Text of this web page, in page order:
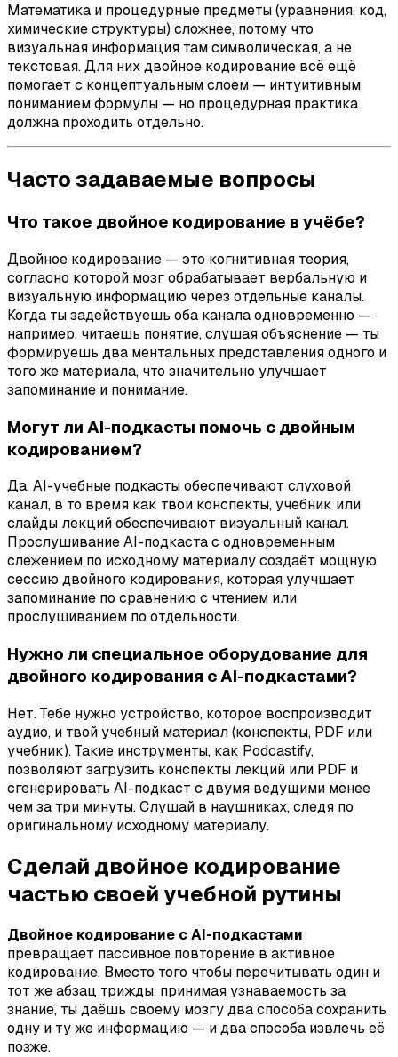
Математика и процедурные предметы (уравнения, код,
химические структуры) сложнее, потому что
визуальная информация там символическая, а не
текстовая. Для них двойное кодирование всё ещё
помогает с концептуальным слоем — интуитивным
пониманием формулы — но процедурная практика
должна проходить отдельно.
Часто задаваемые вопросы
Что такое двойное кодирование в учёбе?
Двойное кодирование — это когнитивная теория,
согласно которой мозг обрабатывает вербальную и
визуальную информацию через отдельные каналы.
Когда ты задействуешь оба канала одновременно —
например, читаешь понятие, слушая объяснение — ты
формируешь два ментальных представления одного и
того же материала, что значительно улучшает
запоминание и понимание.
Могут ли AI-подкасты помочь с двойным
кодированием?
Да. AI-учебные подкасты обеспечивают слуховой
канал, в то время как твои конспекты, учебник или
слайды лекций обеспечивают визуальный канал.
Прослушивание AI-подкаста с одновременным
слежением по исходному материалу создаёт мощную
сессию двойного кодирования, которая улучшает
запоминание по сравнению с чтением или
прослушиванием по отдельности.
Нужно ли специальное оборудование для
двойного кодирования с AI-подкастами?
Нет. Тебе нужно устройство, которое воспроизводит
аудио, и твой учебный материал (конспекты, PDF или
учебник). Такие инструменты, как Podcastify,
позволяют загрузить конспекты лекций или PDF и
сгенерировать AI-подкаст с двумя ведущими менее
чем за три минуты. Слушай в наушниках, следя по
оригинальному исходному материалу.
Сделай двойное кодирование
частью своей учебной рутины
Двойное кодирование с AI-подкастами
превращает пассивное повторение в активное
кодирование. Вместо того чтобы перечитывать один и
тот же абзац трижды, принимая узнаваемость за
знание, ты даёшь своему мозгу два способа сохранить
одну и ту же информацию — и два способа извлечь её
позже.